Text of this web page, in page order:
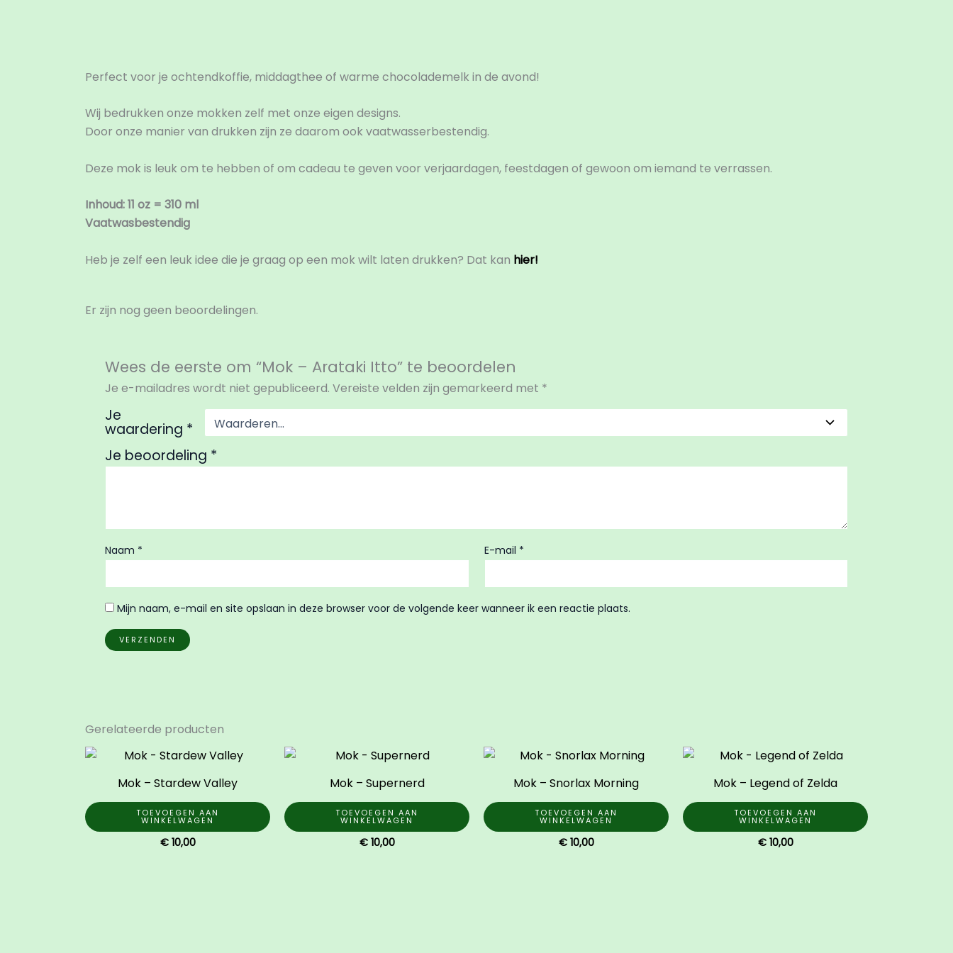
Perfect voor je ochtendkoffie, middagthee of warme chocolademelk in de avond!
Wij bedrukken onze mokken zelf met onze eigen designs.
Door onze manier van drukken zijn ze daarom ook vaatwasserbestendig.
Deze mok is leuk om te hebben of om cadeau te geven voor verjaardagen, feestdagen of gewoon om iemand te verrassen.
Inhoud: 11 oz = 310 ml
Vaatwasbestendig
Heb je zelf een leuk idee die je graag op een mok wilt laten drukken? Dat kan hier!
Er zijn nog geen beoordelingen.
Wees de eerste om “Mok – Arataki Itto” te beoordelen
Je e-mailadres wordt niet gepubliceerd. Vereiste velden zijn gemarkeerd met *
Je
waardering *
Je beoordeling *
Naam * E-mail *
Mijn naam, e-mail en site opslaan in deze browser voor de volgende keer wanneer ik een reactie plaats.
Gerelateerde producten
Mok – Stardew Valley
TOEVOEGEN AAN
WINKELWAGEN
€10,00
Mok – Supernerd
TOEVOEGEN AAN
WINKELWAGEN
€10,00
Mok – Snorlax Morning
TOEVOEGEN AAN
WINKELWAGEN
€10,00
Mok – Legend of Zelda
TOEVOEGEN AAN
WINKELWAGEN
€10,00